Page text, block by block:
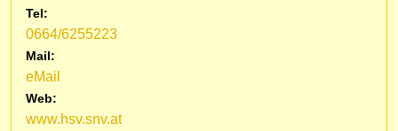
Tel:
0664/6255223
Mail:
eMail
Web:
www.hsv.snv.at